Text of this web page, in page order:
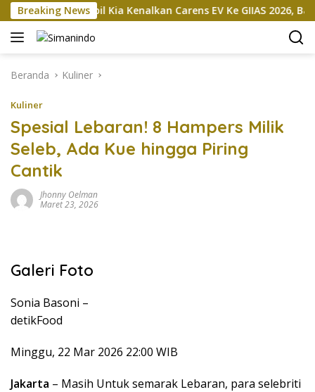
Langsung
ke
konten
Breaking News
Mobil Kia Kenalkan Carens EV Ke GIIAS 2026, Bakal
Beranda Kuliner
Kuliner
Spesial Lebaran! 8 Hampers Milik
Seleb, Ada Kue hingga Piring
Cantik
Jhonny Oelman
Maret 23, 2026
Galeri Foto
Sonia Basoni –
detikFood
Minggu, 22 Mar 2026 22:00 WIB
Jakarta – Masih Untuk semarak Lebaran, para selebriti